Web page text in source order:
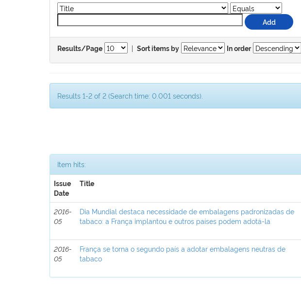
Results/Page | Sort items by In order
Results 1-2 of 2 (Search time: 0.001 seconds).
Item hits:
Issue
Date
Title
2016-
05
Dia Mundial destaca necessidade de embalagens padronizadas de
tabaco: a França implantou e outros países podem adotá-la
2016-
05
França se torna o segundo país a adotar embalagens neutras de
tabaco